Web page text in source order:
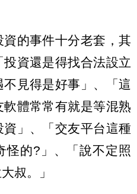
的事件十分老套，其
資還是得找合法設立
見得是好事」、「這
體常常有就是等混熟
」、「交友平台這種
怪的?」、「說不定照
叔。」